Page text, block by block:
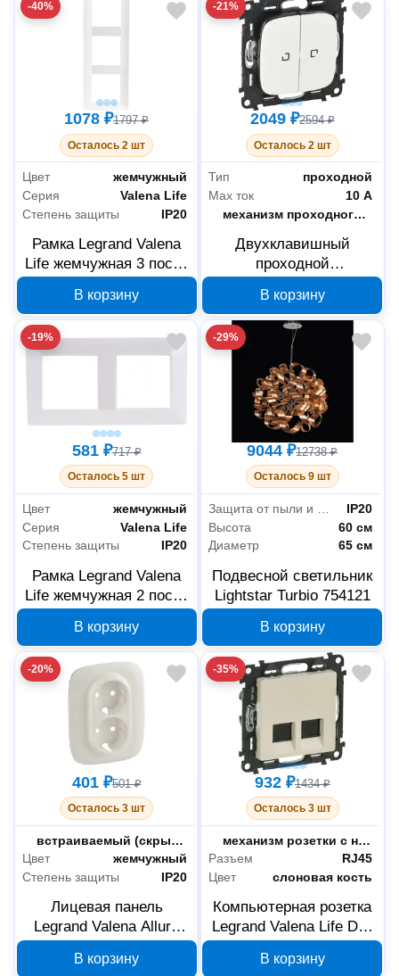
-40%
1078 ₽1797 ₽
Осталось 2 шт
Цвет
жемчужный
Серия
Valena Life
Степень защиты
IP20
Рамка Legrand Valena
Life жемчужная 3 поста
В корзину
-21%
2049 ₽2594 ₽
Осталось 2 шт
Тип
проходной
Max ток
10 А
Тип комплектации
механизм проходного переключателя с накладкой
Двухклавишный
проходной
Valena Allure 752709, 10
А, белый
В корзину
-19%
581 ₽717 ₽
Осталось 5 шт
Цвет
жемчужный
Серия
Valena Life
Степень защиты
IP20
Рамка Legrand Valena
Life жемчужная 2 поста
В корзину
-29%
9044 ₽12738 ₽
Осталось 9 шт
IP20
Высота
60 см
Диаметр
65 см
Подвесной светильник
Lightstar Turbio 754121
В корзину
-20%
401 ₽501 ₽
Осталось 3 шт
Монтаж
встраиваемый (скрытый)
Цвет
жемчужный
Степень защиты
IP20
Лицевая панель
Legrand Valena Allure
силовой розетки,
В корзину
-35%
932 ₽1434 ₽
Осталось 3 шт
Тип комплектации
механизм розетки с накладкой
Разъем
RJ45
Цвет
слоновая кость
Компьютерная розетка
Legrand Valena Life DIY
слоновая кость
В корзину